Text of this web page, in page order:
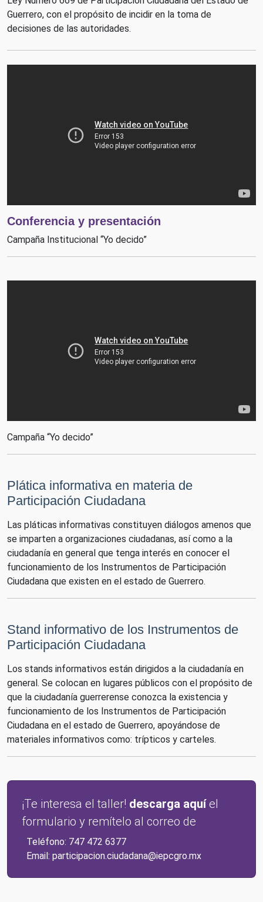
Guerrero, con el propósito de incidir en la toma de
decisiones de las autoridades.
Conferencia y presentación
Campaña Institucional “Yo decido”
Campaña “Yo decido”
Plática informativa en materia de
Participación Ciudadana
Las pláticas informativas constituyen diálogos amenos que
se imparten a organizaciones ciudadanas, así como a la
ciudadanía en general que tenga interés en conocer el
funcionamiento de los Instrumentos de Participación
Ciudadana que existen en el estado de Guerrero.
Stand informativo de los Instrumentos de
Participación Ciudadana
Los stands informativos están dirigidos a la ciudadanía en
general. Se colocan en lugares públicos con el propósito de
que la ciudadanía guerrerense conozca la existencia y
funcionamiento de los Instrumentos de Participación
Ciudadana en el estado de Guerrero, apoyándose de
materiales informativos como: trípticos y carteles.
¡Te interesa el taller! descarga aquíel
formulario y remítelo al correo de
Teléfono: 747 472 6377
Email: participacion.ciudadana@iepcgro.mx